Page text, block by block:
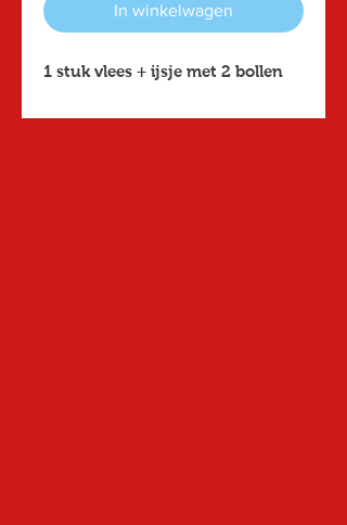
In winkelwagen
1 stuk vlees + ijsje met 2 bollen